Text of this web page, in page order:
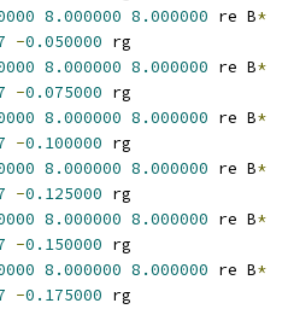
8.000000 8.000000 re B*
-0.050000 rg
8.000000 8.000000 re B*
-0.075000 rg
8.000000 8.000000 re B*
-0.100000 rg
8.000000 8.000000 re B*
-0.125000 rg
8.000000 8.000000 re B*
-0.150000 rg
8.000000 8.000000 re B*
-0.175000 rg